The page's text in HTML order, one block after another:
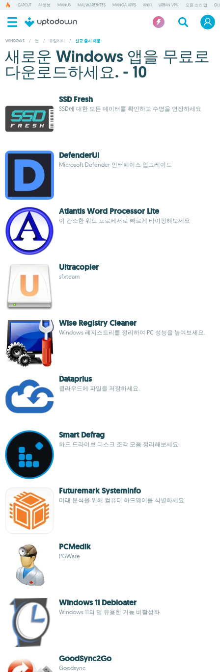
CAPCUT AI 챗봇 MANUS MALWAREBYTES MANGA APPS ANKI URBAN VPN 오픈 소스 앱
WINDOWS / 앱 / 유틸리티 / 신규 출시 제품
새로운 Windows 앱을 무료로
다운로드하세요. - 10
SSD Fresh
SSD에 대한 모든 데이터를 확인하고 수명을 연장하세요
DefenderUI
Microsoft Defender 인터페이스 업그레이드
Atlantis Word Processor Lite
이 간소한 워드 프로세서로 빠르게 타이핑해보세요
Ultracopier
sfxteam
Wise Registry Cleaner
Windows 레지스트리를 정리하여 PC 성능을 높여보세요.
Dataprius
클라우드에 파일을 저장하세요.
Smart Defrag
하드 드라이브 디스크 조각 모음 정리해보세요.
Futuremark SystemInfo
미래 분석을 위해 컴퓨터 하드웨어를 식별하세요
PCMedik
PGWare
Windows 11 Debloater
Windows 11의 덜 유용한 기능 비활성화
GoodSync2Go
Goodsync